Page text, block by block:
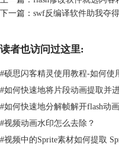
下一篇： swf反编译软件助我夺
读者也访问过这里:
#硕思闪客精灵使用教程-如何使
#如何快速地将片段动画提取并
#如何快速地分解帧解开flash动
#视频动画水印怎么去除？
#视频中的Sprite素材如何提取